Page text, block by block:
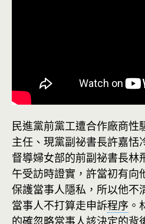
民進黨前黨工遭合作廠商性
主任、現黨副祕書長許嘉恬
督導婦女部的前副祕書長林
午受訪時證實，許當初有向
保護當事人隱私，所以他不
當事人不打算走申訴程序 。
的確忽略當事人該決定的背